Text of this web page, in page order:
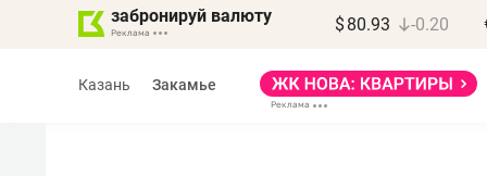
забронируй валюту $ 80.93 -0.20
Казань Закамье